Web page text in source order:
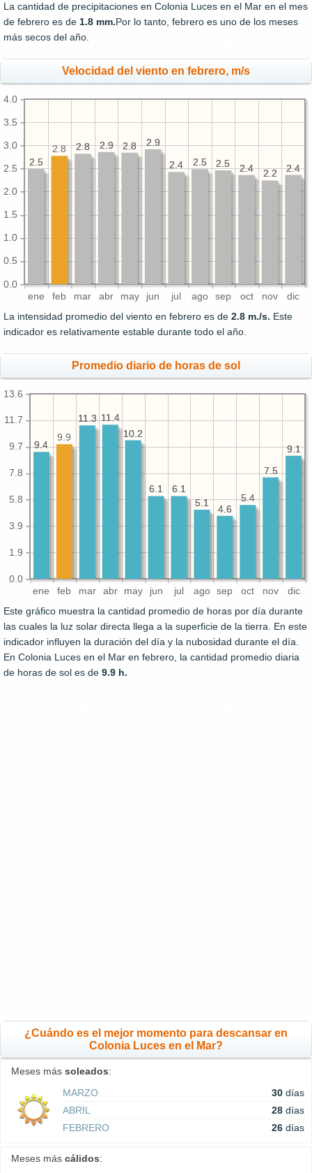
La cantidad de precipitaciones en Colonia Luces en el Mar en el mes
de febrero es de 1.8 mm.Por lo tanto, febrero es uno de los meses
más secos del año.
Velocidad del viento en febrero, m/s
ene feb mar abr may jun jul ago sep oct nov dic
0.0
0.5
1.0
1.5
2.0
2.5
3.0
3.5
4.0
2.4
2.2
2.4
2.5
2.5
2.4
2.9
2.8
2.9
2.8
2.5
2.4
2.2
2.4
2.5
2.5
2.4
2.9
2.8
2.9
2.8
2.8
2.5
La intensidad promedio del viento en febrero es de 2.8 m./s. Este
indicador es relativamente estable durante todo el año.
Promedio diario de horas de sol
ene feb mar abr may jun jul ago sep oct nov dic
0.0
1.9
3.9
5.8
7.8
9.7
11.7
13.6
9.1
7.5
5.4
4.6
5.1
6.1
6.1
10.2
11.4
11.3
9.4 9.1
7.5
5.4
4.6
5.1
6.1
6.1
10.2
11.4
11.3
9.9
9.4
Este gráfico muestra la cantidad promedio de horas por día durante
las cuales la luz solar directa llega a la superficie de la tierra. En este
indicador influyen la duración del día y la nubosidad durante el día.
En Colonia Luces en el Mar en febrero, la cantidad promedio diaria
de horas de sol es de 9.9 h.
¿Cuándo es el mejor momento para descansar en
Colonia Luces en el Mar?
Meses más soleados:
MARZO
30 días
ABRIL
28 días
FEBRERO
26 días
Meses más cálidos: